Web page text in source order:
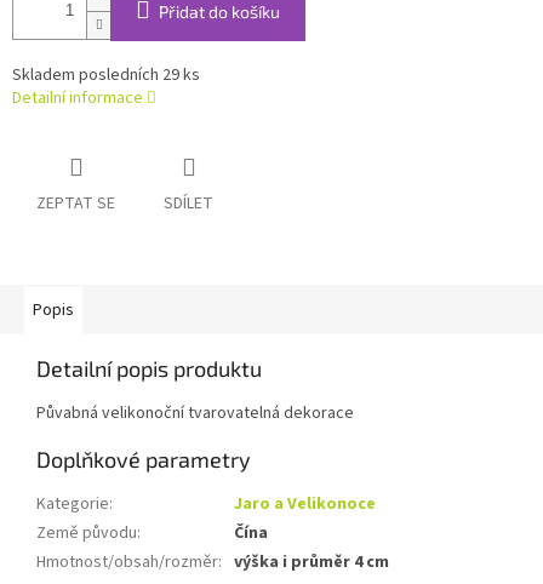
Přidat do košíku
Skladem posledních 29 ks
Detailní informace
ZEPTAT SE SDÍLET
Popis
Detailní popis produktu
Půvabná velikonoční tvarovatelná dekorace
Doplňkové parametry
Kategorie:
Jaro a Velikonoce
Země původu:
Čína
Hmotnost/obsah/rozměr: výška i průměr 4 cm